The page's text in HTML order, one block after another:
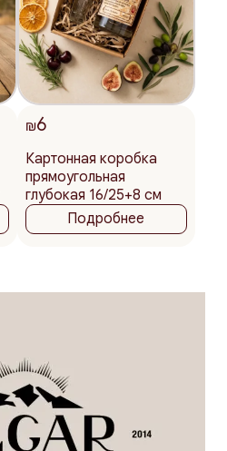
₪6
Картонная коробка
прямоугольная
глубокая 16/25+8 см
Подробнее